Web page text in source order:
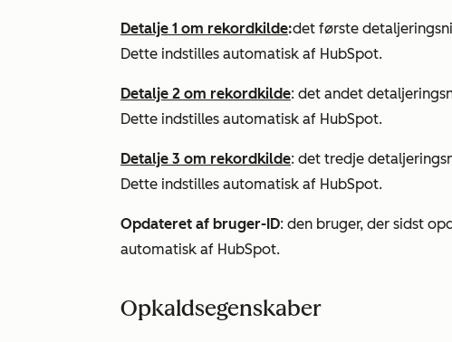
Detalje 1 om rekordkilde:det første
Dette indstilles automatisk af HubSpot.
Detalje 2 om rekordkilde: det andet
Dette indstilles automatisk af HubSpot.
Detalje 3 om rekordkilde: det tredje
Dette indstilles automatisk af HubSpot.
Opdateret af bruger-ID: den bruger, der sidst
automatisk af HubSpot.
Opkaldsegenskaber